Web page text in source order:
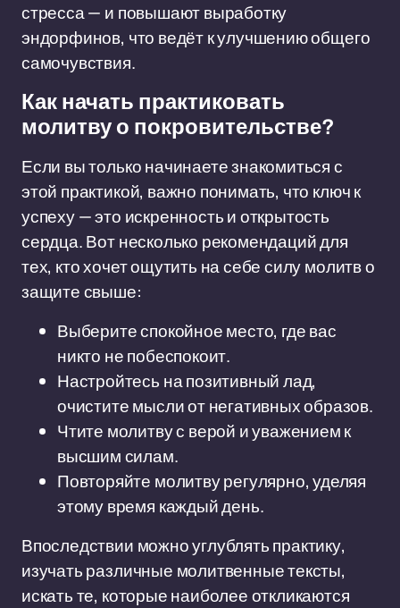
стресса — и повышают выработку
эндорфинов, что ведёт к улучшению общего
самочувствия.
Как начать практиковать
молитву о покровительстве?
Если вы только начинаете знакомиться с
этой практикой, важно понимать, что ключ к
успеху — это искренность и открытость
сердца. Вот несколько рекомендаций для
тех, кто хочет ощутить на себе силу молитв о
защите свыше:
Выберите спокойное место, где вас
никто не побеспокоит.
Настройтесь на позитивный лад,
очистите мысли от негативных образов.
Чтите молитву с верой и уважением к
высшим силам.
Повторяйте молитву регулярно, уделяя
этому время каждый день.
Впоследствии можно углублять практику,
изучать различные молитвенные тексты,
искать те, которые наиболее откликаются